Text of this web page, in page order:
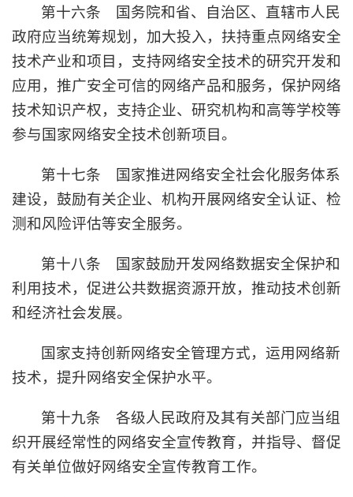
第十六条 国务院和省、自治区、直辖市人民
政府应当统筹规划，加大投入，扶持重点网络安全
技术产业和项目，支持网络安全技术的研究开发和
应用，推广安全可信的网络产品和服务，保护网络
技术知识产权，支持企业、研究机构和高等学校等
参与国家网络安全技术创新项目。
第十七条 国家推进网络安全社会化服务体系
建设，鼓励有关企业、机构开展网络安全认证、检
测和风险评估等安全服务。
第十八条 国家鼓励开发网络数据安全保护和
利用技术，促进公共数据资源开放，推动技术创新
和经济社会发展。
国家支持创新网络安全管理方式，运用网络新
技术，提升网络安全保护水平。
第十九条 各级人民政府及其有关部门应当组
织开展经常性的网络安全宣传教育，并指导、督促
有关单位做好网络安全宣传教育工作。